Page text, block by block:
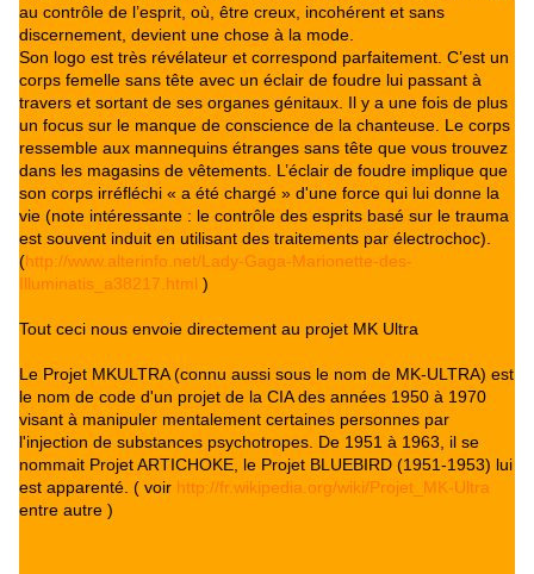
au contrôle de l’esprit, où, être creux, incohérent et sans
discernement, devient une chose à la mode.
Son logo est très révélateur et correspond parfaitement. C’est un
corps femelle sans tête avec un éclair de foudre lui passant à
travers et sortant de ses organes génitaux. Il y a une fois de plus
un focus sur le manque de conscience de la chanteuse. Le corps
ressemble aux mannequins étranges sans tête que vous trouvez
dans les magasins de vêtements. L’éclair de foudre implique que
son corps irréfléchi « a été chargé » d'une force qui lui donne la
vie (note intéressante : le contrôle des esprits basé sur le trauma
est souvent induit en utilisant des traitements par électrochoc).
(http://www.alterinfo.net/Lady-Gaga-Marionette-des-
Illuminatis_a38217.html )
Tout ceci nous envoie directement au projet MK Ultra
Le Projet MKULTRA (connu aussi sous le nom de MK-ULTRA) est
le nom de code d'un projet de la CIA des années 1950 à 1970
visant à manipuler mentalement certaines personnes par
l'injection de substances psychotropes. De 1951 à 1963, il se
nommait Projet ARTICHOKE, le Projet BLUEBIRD (1951-1953) lui
est apparenté. ( voir http://fr.wikipedia.org/wiki/Projet_MK-Ultra
entre autre )